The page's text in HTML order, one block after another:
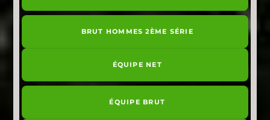
BRUT HOMMES 2ÈME SÉRIE
ÉQUIPE NET
ÉQUIPE BRUT